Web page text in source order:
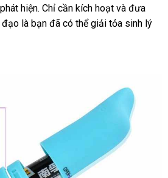
chỉ
Hiệu
hiệncao
cấp
. Chỉ cần kích hoạt facebook
và đưa
là bạn nhập
đã tận
có thể giải tỏa sinh lý